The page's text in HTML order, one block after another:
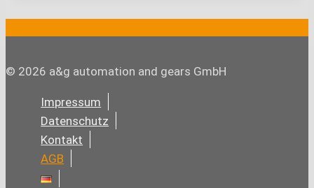
© 2026 a&g automation and gears GmbH
Impressum
Datenschutz
Kontakt
AGB